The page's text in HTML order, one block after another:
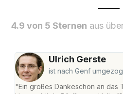
4.9 von 5 Sternen aus
Ulrich Gerste
ist nach Genf
"Ein großes Dankeschön an das